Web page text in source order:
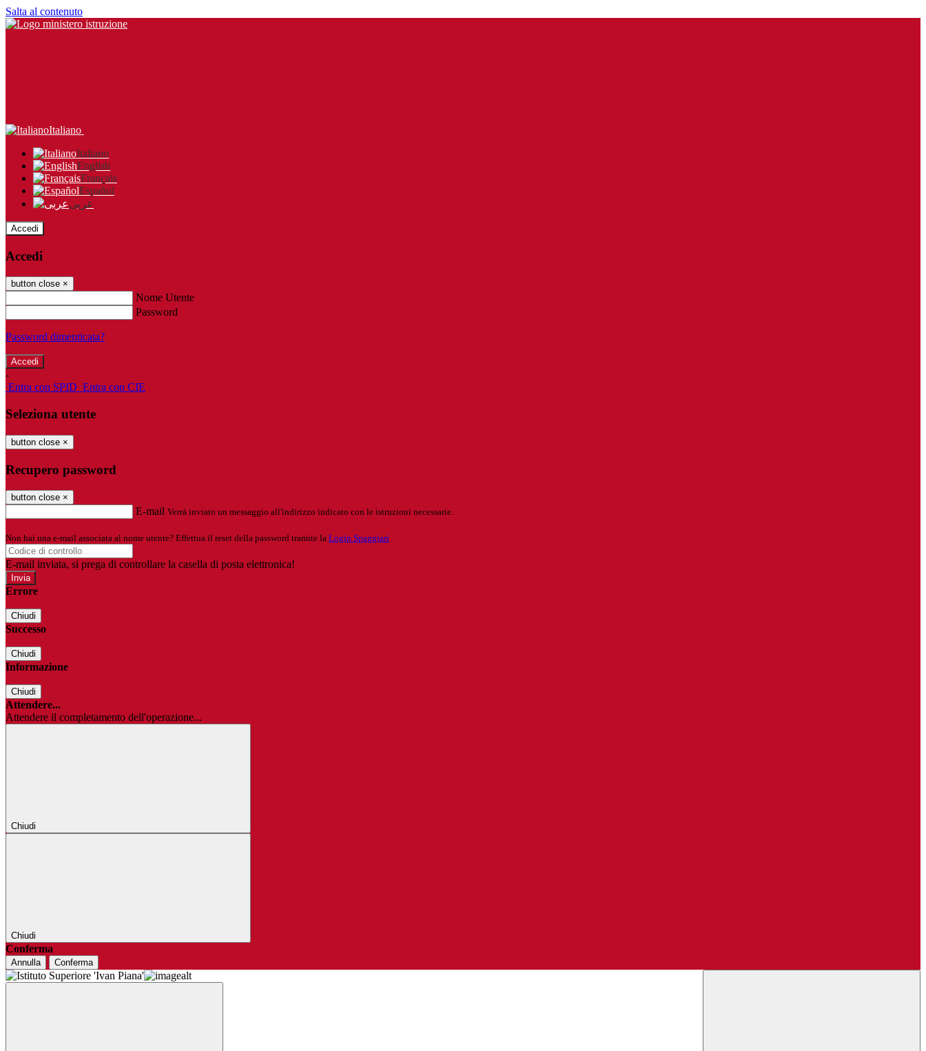
Salta al contenuto
Italiano
Italiano
English
Français
Español
عربى
Accedi
Accedi
button close ×
Nome Utente
Password
Password dimenticata?
-
Entra con SPID Entra con CIE
Seleziona utente
button close ×
Recupero password
button close ×
E-mail Verrà inviato un messaggio all'indirizzo indicato con le istruzioni necessarie.
Non hai una e-mail associata al nome utente? Effettua il reset della password tramite la Login Spaggiari
E-mail inviata, si prega di controllare la casella di posta elettronica!
Errore
Chiudi
Successo
Chiudi
Informazione
Chiudi
Attendere...
Attendere il completamento dell'operazione...
Chiudi
Chiudi
Conferma
Annulla Conferma